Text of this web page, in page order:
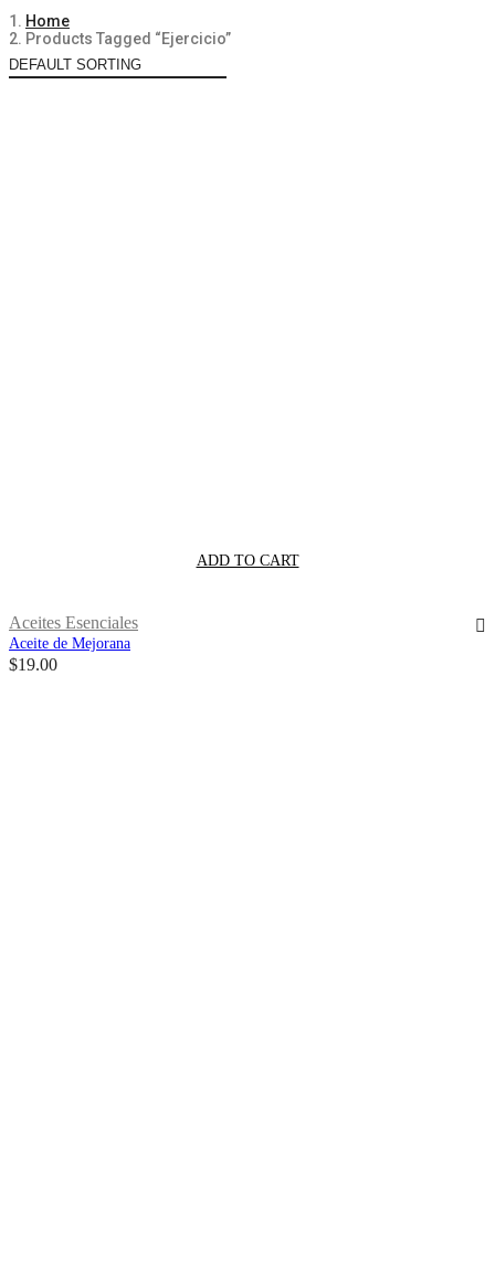
Home
Products Tagged “ejercicio”
ADD TO CART
Aceites Esenciales
Aceite de Mejorana
$19.00